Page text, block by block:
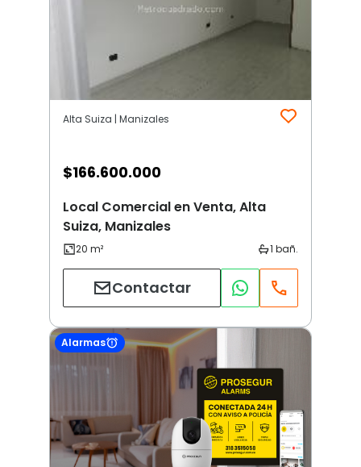
Alta Suiza | Manizales
$166.600.000
Local Comercial en Venta, Alta
Suiza, Manizales
Contactar
Alarmas